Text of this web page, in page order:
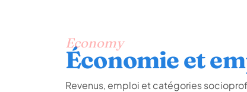
Economy
Économie et
Revenus, emploi et catégories